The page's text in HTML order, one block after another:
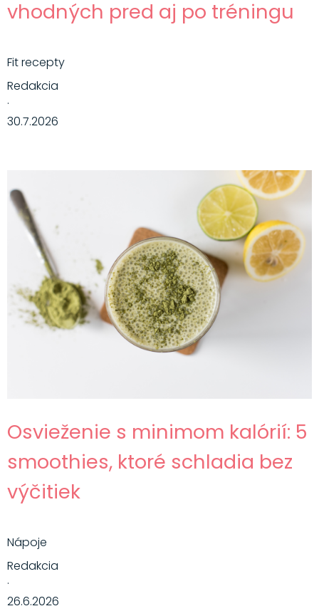
vhodných pred aj po tréningu
Fit recepty
Redakcia
·
30.7.2026
Osvieženie s minimom kalórií: 5
smoothies, ktoré schladia bez
výčitiek
Nápoje
Redakcia
·
26.6.2026